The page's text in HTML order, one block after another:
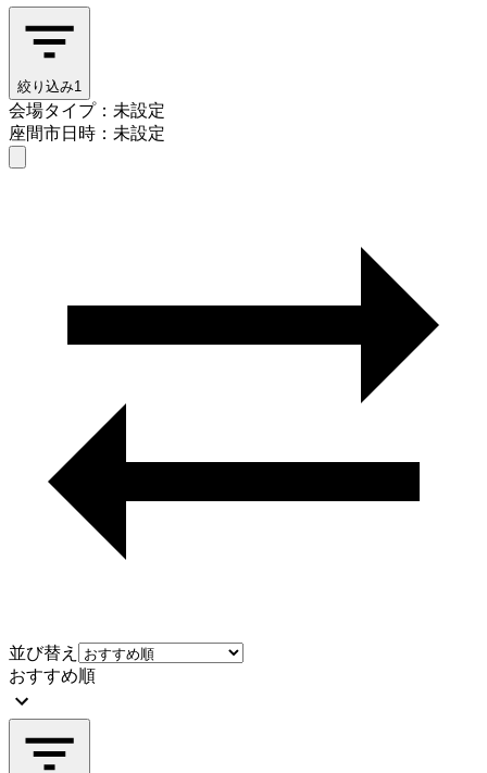
絞り込み1
会場タイプ：未設定
座間市日時：未設定
並び替え
おすすめ順